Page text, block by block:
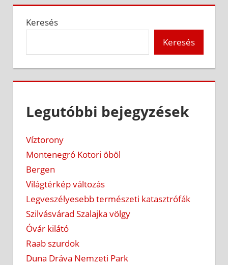
Keresés
Keresés
Legutóbbi bejegyzések
Víztorony
Montenegró Kotori öböl
Bergen
Világtérkép változás
Legveszélyesebb természeti katasztrófák
Szilvásvárad Szalajka völgy
Óvár kilátó
Raab szurdok
Duna Dráva Nemzeti Park